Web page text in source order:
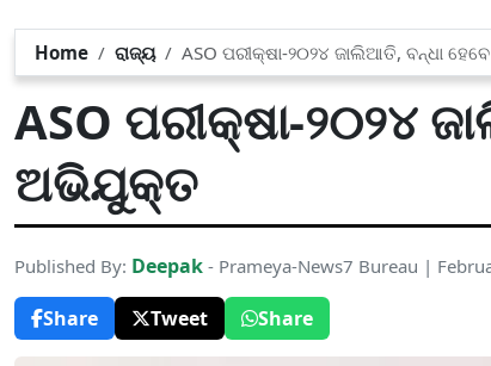
Home ରାଜ୍ୟ ASO ପରୀକ୍ଷା-୨୦୨୪ ଜାଲିଆତି, ବନ୍ଧା
ASO ପରୀକ୍ଷା-୨୦୨୪
ଅଭିଯୁକ୍ତ
Published By: Deepak - Prameya-News7 Bureau |
Share
Tweet Share